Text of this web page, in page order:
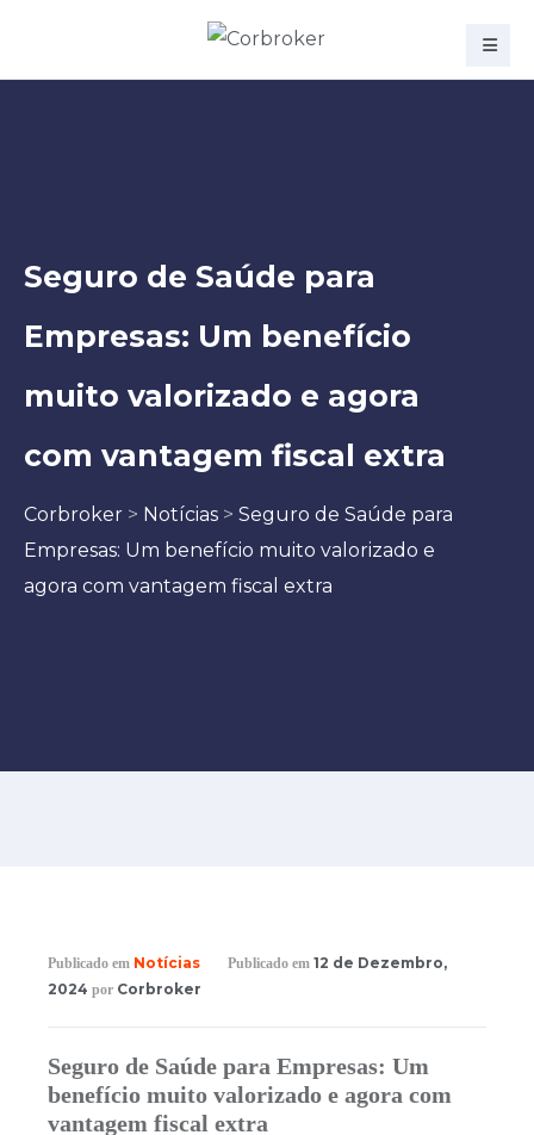
Seguro de Saúde para
Empresas: Um benefício
muito valorizado e agora
com vantagem fiscal extra
Corbroker > Notícias > Seguro de Saúde para
Empresas: Um benefício muito valorizado e
agora com vantagem fiscal extra
Publicado em Notícias Publicado em 12 de Dezembro,
2024 por Corbroker
Seguro de Saúde para Empresas: Um
benefício muito valorizado e agora com
vantagem fiscal extra